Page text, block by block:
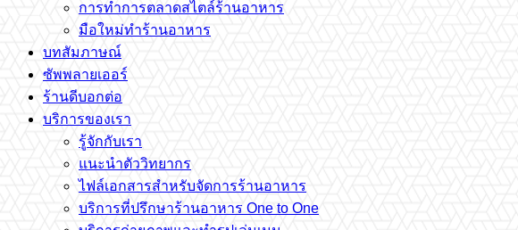
การทำการตลาดสไตล์ร้านอาหาร
มือใหม่ทำร้านอาหาร
บทสัมภาษณ์
ซัพพลายเออร์
ร้านดีบอกต่อ
บริการของเรา
รู้จักกับเรา
แนะนำตัววิทยากร
ไฟล์เอกสารสำหรับจัดการร้านอาหาร
บริการที่ปรึกษาร้านอาหาร One to One